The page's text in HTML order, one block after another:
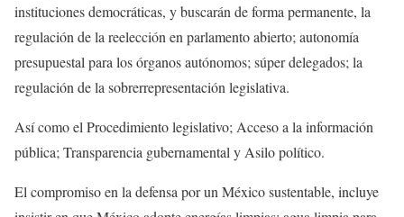
instituciones democráticas, y buscarán de forma permanente, la
regulación de la reelección en parlamento abierto; autonomía
presupuestal para los órganos autónomos; súper delegados; la
regulación de la sobrerrepresentación legislativa.
Así como el Procedimiento legislativo; Acceso a la información
pública; Transparencia gubernamental y Asilo político.
El compromiso en la defensa por un México sustentable, incluye